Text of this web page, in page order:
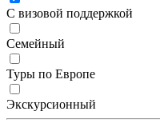
С визовой поддержкой
Семейный
Туры по Европе
Экскурсионный